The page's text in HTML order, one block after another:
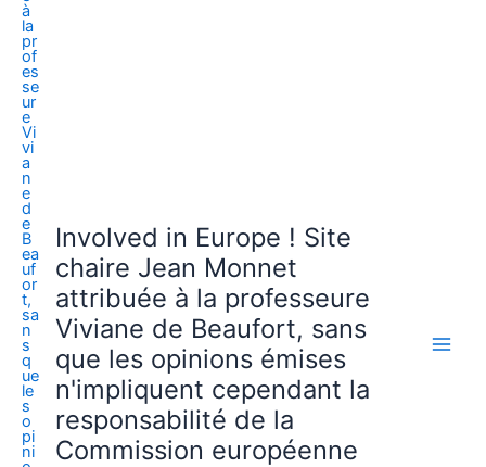
Involved in Europe ! Site
chaire Jean Monnet
attribuée à la professeure
Viviane de Beaufort, sans
que les opinions émises
n'impliquent cependant la
responsabilité de la
Commission européenne